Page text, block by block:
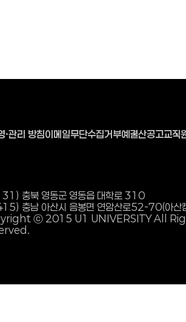
·관리 방침이메일무단수집거부예결산공고교직
충북 영동군 영동읍 대학로 310
충남 아산시 음봉면 연암산로52-70(아산
ⓒ 2015 U1 UNIVERSITY All